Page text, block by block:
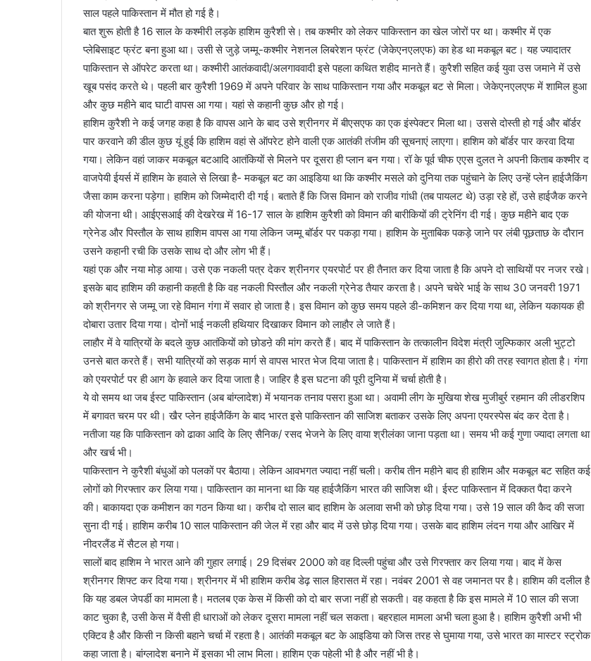
साल पहले पाकिस्तान में मौत हो गई है।
बात शुरू होती है 16 साल के कश्मीरी लड़के हाशिम कुरैशी से। तब कश्मीर को लेकर पाकिस्तान का खेल जोरों पर था। कश्मीर में एक
प्लेबिसाइट फ्रंट बना हुआ था। उसी से जुड़े जम्मू-कश्मीर नेशनल लिबरेशन फ्रंट (जेकेएनएलएफ) का हेड था मकबूल बट। यह ज्यादातर
पाकिस्तान से ऑपरेट करता था। कश्मीरी आतंकवादी/अलगाववादी इसे पहला कथित शहीद मानते हैं। कुरैशी सहित कई युवा उस जमाने में उसे
खूब पसंद करते थे। पहली बार कुरैशी 1969 में अपने परिवार के साथ पाकिस्तान गया और मकबूल बट से मिला। जेकेएनएलएफ में शामिल हुआ
और कुछ महीने बाद घाटी वापस आ गया। यहां से कहानी कुछ और हो गई।
हाशिम कुरैशी ने कई जगह कहा है कि वापस आने के बाद उसे श्रीनगर में बीएसएफ का एक इंस्पेक्टर मिला था। उससे दोस्ती हो गई और बॉर्डर
पार करवाने की डील कुछ यूं हुई कि हाशिम वहां से ऑपरेट होने वाली एक आतंकी तंजीम की सूचनाएं लाएगा। हाशिम को बॉर्डर पार करवा दिया
गया। लेकिन वहां जाकर मकबूल बटआदि आतंकियों से मिलने पर दूसरा ही प्लान बन गया। रॉ के पूर्व चीफ एएस दुलत ने अपनी किताब कश्मीर द
वाजपेयी ईयर्स में हाशिम के हवाले से लिखा है- मकबूल बट का आइडिया था कि कश्मीर मसले को दुनिया तक पहुंचाने के लिए उन्हें प्लेन हाईजैकिंग
जैसा काम करना पड़ेगा। हाशिम को जिम्मेदारी दी गई। बताते हैं कि जिस विमान को राजीव गांधी (तब पायलट थे) उड़ा रहे हों, उसे हाईजैक करने
की योजना थी। आईएसआई की देखरेख में 16-17 साल के हाशिम कुरैशी को विमान की बारीकियों की ट्रेनिंग दी गई। कुछ महीने बाद एक
ग्रेनेड और पिस्तौल के साथ हाशिम वापस आ गया लेकिन जम्मू बॉर्डर पर पकड़ा गया। हाशिम के मुताबिक पकड़े जाने पर लंबी पूछताछ के दौरान
उसने कहानी रची कि उसके साथ दो और लोग भी हैं।
यहां एक और नया मोड़ आया। उसे एक नकली पत्र देकर श्रीनगर एयरपोर्ट पर ही तैनात कर दिया जाता है कि अपने दो साथियों पर नजर रखे।
इसके बाद हाशिम की कहानी कहती है कि वह नकली पिस्तौल और नकली ग्रेनेड तैयार करता है। अपने चचेरे भाई के साथ 30 जनवरी 1971
को श्रीनगर से जम्मू जा रहे विमान गंगा में सवार हो जाता है। इस विमान को कुछ समय पहले डी-कमिशन कर दिया गया था, लेकिन यकायक ही
दोबारा उतार दिया गया। दोनों भाई नकली हथियार दिखाकर विमान को लाहौर ले जाते हैं।
लाहौर में वे यात्रियों के बदले कुछ आतंकियों को छोडऩे की मांग करते हैं। बाद में पाकिस्तान के तत्कालीन विदेश मंत्री जुल्फिकार अली भुट्टो
उनसे बात करते हैं। सभी यात्रियों को सड़क मार्ग से वापस भारत भेज दिया जाता है। पाकिस्तान में हाशिम का हीरो की तरह स्वागत होता है। गंगा
को एयरपोर्ट पर ही आग के हवाले कर दिया जाता है। जाहिर है इस घटना की पूरी दुनिया में चर्चा होती है।
ये वो समय था जब ईस्ट पाकिस्तान (अब बांग्लादेश) में भयानक तनाव पसरा हुआ था। अवामी लीग के मुखिया शेख मुजीबुर्र रहमान की लीडरशिप
में बगावत चरम पर थी। खैर प्लेन हाईजैकिंग के बाद भारत इसे पाकिस्तान की साजिश बताकर उसके लिए अपना एयरस्पेस बंद कर देता है।
नतीजा यह कि पाकिस्तान को ढाका आदि के लिए सैनिक/ रसद भेजने के लिए वाया श्रीलंका जाना पड़ता था। समय भी कई गुणा ज्यादा लगता था
और खर्च भी।
पाकिस्तान ने कुरैशी बंधुओं को पलकों पर बैठाया। लेकिन आवभगत ज्यादा नहीं चली। करीब तीन महीने बाद ही हाशिम और मकबूल बट सहित कई
लोगों को गिरफ्तार कर लिया गया। पाकिस्तान का मानना था कि यह हाईजैकिंग भारत की साजिश थी। ईस्ट पाकिस्तान में दिक्कत पैदा करने
की। बाकायदा एक कमीशन का गठन किया था। करीब दो साल बाद हाशिम के अलावा सभी को छोड़ दिया गया। उसे 19 साल की कैद की सजा
सुना दी गई। हाशिम करीब 10 साल पाकिस्तान की जेल में रहा और बाद में उसे छोड़ दिया गया। उसके बाद हाशिम लंदन गया और आखिर में
नीदरलैंड में सैटल हो गया।
सालों बाद हाशिम ने भारत आने की गुहार लगाई। 29 दिसंबर 2000 को वह दिल्ली पहुंचा और उसे गिरफ्तार कर लिया गया। बाद में केस
श्रीनगर शिफ्ट कर दिया गया। श्रीनगर में भी हाशिम करीब डेढ़ साल हिरासत में रहा। नवंबर 2001 से वह जमानत पर है। हाशिम की दलील है
कि यह डबल जेपर्डी का मामला है। मतलब एक केस में किसी को दो बार सजा नहीं हो सकती। वह कहता है कि इस मामले में 10 साल की सजा
काट चुका है, उसी केस में वैसी ही धाराओं को लेकर दूसरा मामला नहीं चल सकता। बहरहाल मामला अभी चला हुआ है। हाशिम कुरैशी अभी भी
एक्टिव है और किसी न किसी बहाने चर्चा में रहता है। आतंकी मकबूल बट के आइडिया को जिस तरह से घुमाया गया, उसे भारत का मास्टर स्ट्रोक
कहा जाता है। बांग्लादेश बनाने में इसका भी लाभ मिला। हाशिम एक पहेली भी है और नहीं भी है।